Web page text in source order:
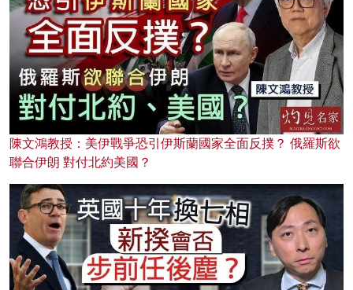
陳文鴻教授：美伊戰爭恐引伊斯蘭國家全面反撲？ 俄羅斯欲
聯合伊朗 對付北約美國？